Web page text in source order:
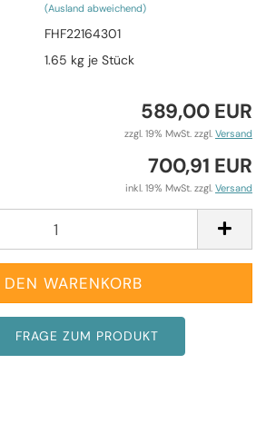
(Ausland abweichend)
FHF22164301
1.65 kg je Stück
589,00 EUR
zzgl. 19% MwSt. zzgl. Versand
700,91 EUR
inkl. 19% MwSt. zzgl. Versand
FRAGE ZUM PRODUKT